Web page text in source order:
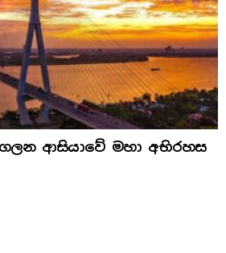
ආසියාවේ මහා අභිරහස